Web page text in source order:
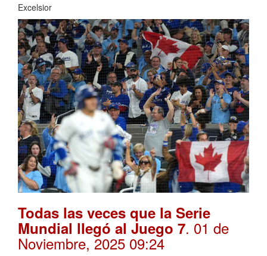
Excelsior
Todas las veces que la Serie
Mundial llegó al Juego 7. 01 de
Noviembre, 2025 09:24